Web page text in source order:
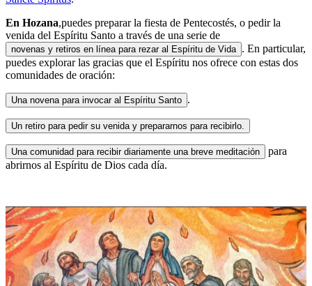
En Hozana,puedes preparar la fiesta de Pentecostés, o pedir la
venida del Espíritu Santo a través de una serie de
novenas y retiros en línea para rezar al Espíritu de Vida . En particular,
puedes explorar las gracias que el Espíritu nos ofrece con estas dos
comunidades de oración:
Una novena para invocar al Espíritu Santo .
Un retiro para pedir su venida y prepararnos para recibirlo.
Una comunidad para recibir diariamente una breve meditación
para
abrirnos al Espíritu de Dios cada día.